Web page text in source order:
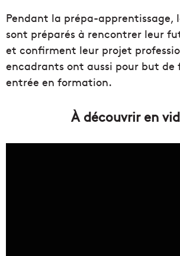
Pendant la prépa-apprentissage,
sont préparés à rencontrer leur
et confirment leur projet
encadrants ont aussi pour but
entrée en formation.
À découvrir en